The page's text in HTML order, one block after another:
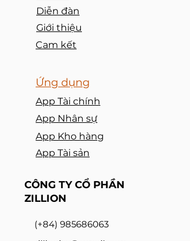
Diễn đàn
Giới thiệu
Cam kết
​Ứng dụng
App Tài chính
App Nhân sự
App Kho hàng
App Tài sản
CÔNG TY CỔ PHẦN
ZILLION
(+84) 985686063